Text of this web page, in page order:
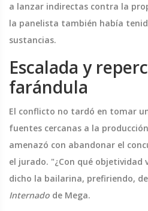
a lanzar indirectas contra la
la panelista también había
sustancias.
Escalada y
farándula
El conflicto no tardó en tomar
fuentes cercanas a la
amenazó con abandonar el
el jurado. "¿Con qué objetividad
dicho la bailarina, prefiriendo,
Internado de Mega.